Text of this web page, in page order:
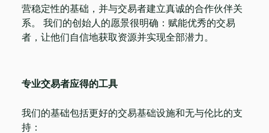
营稳定性的基础，并与交易者建立真诚的合作伙伴关
系。 我们的创始人的愿景很明确：赋能优秀的交易
者，让他们自信地获取资源并实现全部潜力。
专业交易者应得的工具
我们的基础包括更好的交易基础设施和无与伦比的支
持：